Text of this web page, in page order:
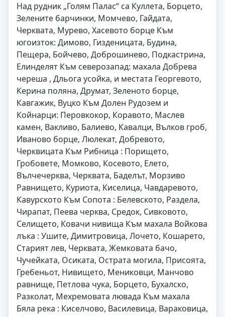
Над рудник „Голям Палас“ са Куллета, Борцето,
Зелените барчинки, Момчево, Гайдата,
Черквата, Мурево, Хасевото борце Към
югоизток: Димово, Гизденицата, Будина,
Пещера, Бойчево, Доброшинево, Подкастрина,
Елинделят Към северозапад: махала Добрева
череша , Дльога усойка, и местата Георгевото,
Керина поляна, Друмат, Зеленото борце,
Кавгажик, Вуцко Към Долен Рудозем и
Койнарци: Перовкокор, Коравото, Маслев
камен, Вакливо, Балиево, Кавалци, Вълков гроб,
Иваново борце, Люлекат, Добревото,
Черквицата Към Рибница : Порището,
Гробовете, Момково, Косевото, Елето,
Вълчечерква, Черквата, Баделът, Морзиво
Равнището, Куриота, Киселица, Чавдаревото,
Кавурското Към Сопота : Белевското, Раздела,
Чирапат, Пеева черква, Средок, Сивковото,
Селището, Ковачи нивища Към махала Войкова
лъка : Ушите, Димитровица, Лочето, Кошарето,
Старият лев, Черквата, Жемковата бачо,
Чучейката, Осиката, Острата могила, Присоята,
Гребеньот, Нивището, Мениковци, Манчово
равнище, Петлова чука, Борцето, Бухалско,
Разколат, Мехремовата лювада Към махала
Бяла река : Киселчово, Василевица, Вараковица,